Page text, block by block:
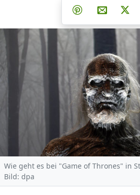
Teilen aufTeilen
Teilen auf
Per E-
Wie geht es bei "Game of Thrones" in
Bild: dpa